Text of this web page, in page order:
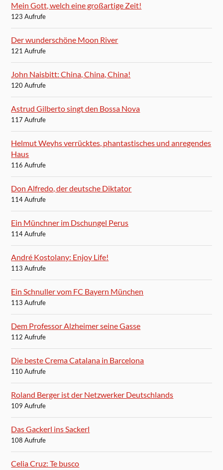
Mein Gott, welch eine großartige Zeit!
123 Aufrufe
Der wunderschöne Moon River
121 Aufrufe
John Naisbitt: China, China, China!
120 Aufrufe
Astrud Gilberto singt den Bossa Nova
117 Aufrufe
Helmut Weyhs verrücktes, phantastisches und anregendes
Haus
116 Aufrufe
Don Alfredo, der deutsche Diktator
114 Aufrufe
Ein Münchner im Dschungel Perus
114 Aufrufe
André Kostolany: Enjoy Life!
113 Aufrufe
Ein Schnuller vom FC Bayern München
113 Aufrufe
Dem Professor Alzheimer seine Gasse
112 Aufrufe
Die beste Crema Catalana in Barcelona
110 Aufrufe
Roland Berger ist der Netzwerker Deutschlands
109 Aufrufe
Das Gackerl ins Sackerl
108 Aufrufe
Celia Cruz: Te busco